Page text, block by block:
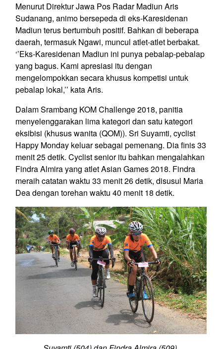
Menurut Direktur Jawa Pos Radar Madiun Aris
Sudanang, animo bersepeda di eks-Karesidenan
Madiun terus bertumbuh positif. Bahkan di beberapa
daerah, termasuk Ngawi, muncul atlet-atlet berbakat.
‘’Eks-Karesidenan Madiun ini punya pebalap-pebalap
yang bagus. Kami apresiasi itu dengan
mengelompokkan secara khusus kompetisi untuk
pebalap lokal,’’ kata Aris.
Dalam Srambang KOM Challenge 2018, panitia
menyelenggarakan lima kategori dan satu kategori
eksibisi (khusus wanita (QOM)). Sri Suyamti, cyclist
Happy Monday keluar sebagai pemenang. Dia finis 33
menit 25 detik. Cyclist senior itu bahkan mengalahkan
Findra Almira yang atlet Asian Games 2018. Findra
meraih catatan waktu 33 menit 26 detik, disusul Maria
Dea dengan torehan waktu 40 menit 18 detik.